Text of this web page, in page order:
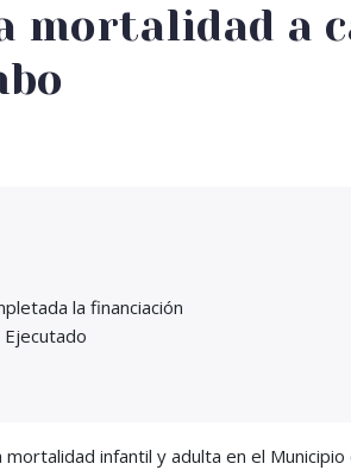
mortalidad a
la financiación
infantil y adulta en el